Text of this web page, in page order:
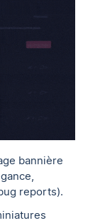
bannière
reports).